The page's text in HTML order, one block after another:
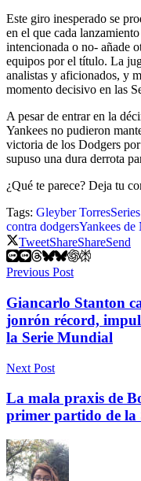
Este giro inesperado se
en el que cada
intencionada o no- añade
equipos por el título. La
analistas y aficionados, y
momento decisivo en las
A pesar de entrar en la
Yankees no pudieron
victoria de los Dodgers
supuso una dura derrota
¿Qué te parece? Deja tu
Tags: Gleyber Torres
contra dodgersYankees de
TweetShareShareSend
Previous Post
Giancarlo Stanton
jonrón récord,
la Serie Mundial
Next Post
La mala praxis de
primer partido de la